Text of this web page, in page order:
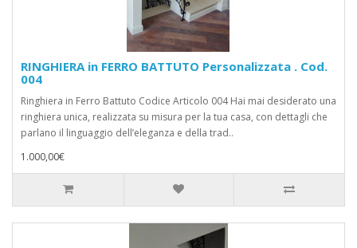
RINGHIERA in FERRO BATTUTO Personalizzata . Cod.
004
Ringhiera in Ferro Battuto Codice Articolo 004 Hai mai desiderato una
ringhiera unica, realizzata su misura per la tua casa, con dettagli che
parlano il linguaggio dell’eleganza e della trad..
1.000,00€